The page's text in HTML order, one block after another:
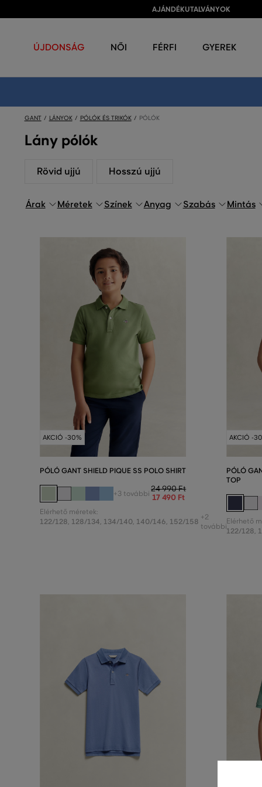
AJÁNDÉKUTALVÁNYOK
ÚJDONSÁG NŐI FÉRFI GYEREK
GANT LÁNYOK PÓLÓK ÉS TRIKÓK PÓLÓK
Lány pólók
Rövid ujjú Hosszú ujjú
Árak Méretek Színek Anyag Szabás Mintás
AKCIÓ -30%
PÓLÓ GANT SHIELD PIQUE SS POLO SHIRT
+3 további 24 990 Ft
17 490 Ft
Elérhető méretek:
122/128, 128/134, 134/140, 140/146, 152/158 +2
további
AKCIÓ -
PÓLÓ
TOP
Elérhető
122/128,